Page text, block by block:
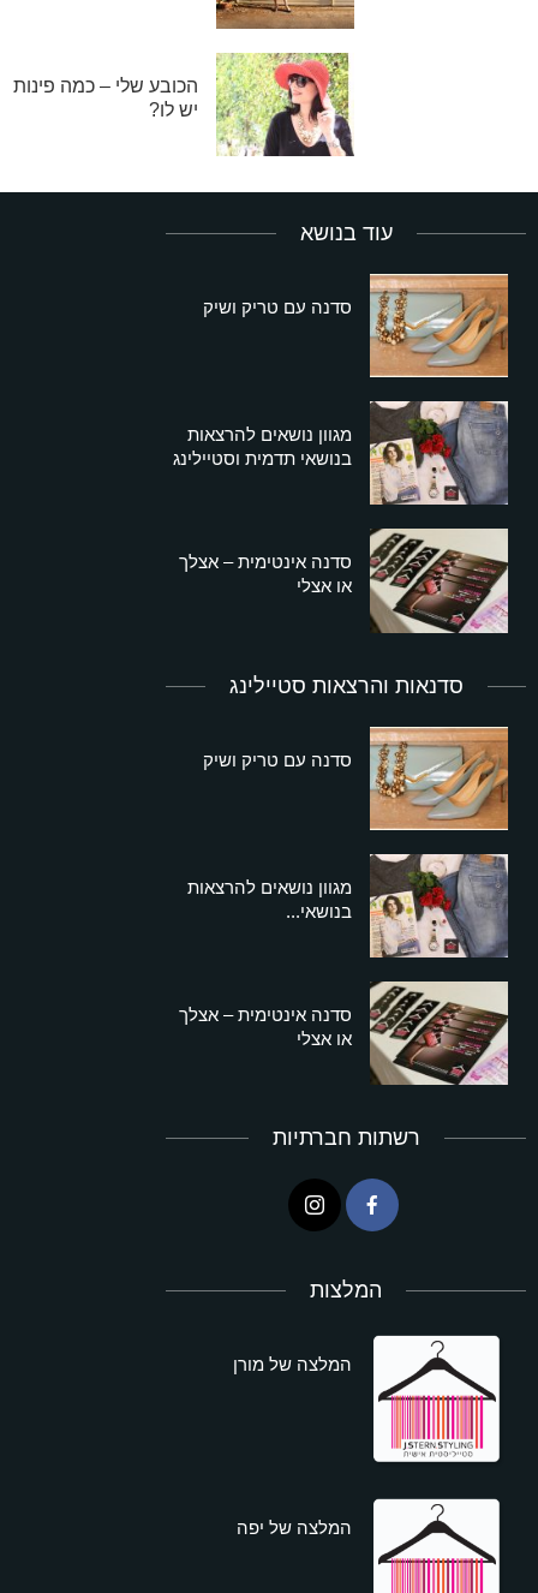
הכובע שלי – כמה פינות
יש לו?
עוד בנושא
סדנה עם טריק ושיק
מגוון נושאים להרצאות
בנושאי תדמית וסטיילינג
סדנה אינטימית – אצלך
או אצלי
סדנאות והרצאות סטיילינג
סדנה עם טריק ושיק
מגוון נושאים להרצאות
בנושאי...
סדנה אינטימית – אצלך
או אצלי
רשתות חברתיות
המלצות
המלצה של מורן
המלצה של יפה